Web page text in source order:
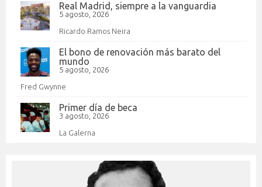
Real Madrid, siempre a la vanguardia
5 agosto, 2026
Ricardo Ramos Neira
El bono de renovación más barato del
mundo
5 agosto, 2026
Fred Gwynne
Primer día de beca
3 agosto, 2026
La Galerna